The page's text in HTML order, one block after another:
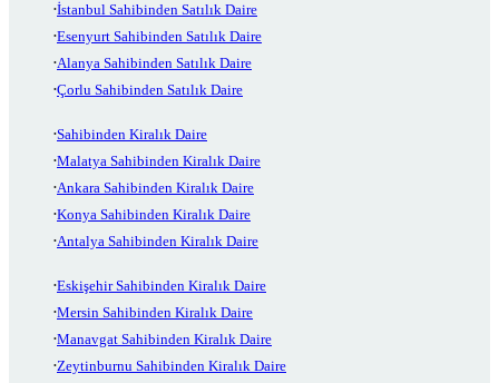
İstanbul Sahibinden Satılık Daire
Esenyurt Sahibinden Satılık Daire
Alanya Sahibinden Satılık Daire
Çorlu Sahibinden Satılık Daire
Sahibinden Kiralık Daire
Malatya Sahibinden Kiralık Daire
Ankara Sahibinden Kiralık Daire
Konya Sahibinden Kiralık Daire
Antalya Sahibinden Kiralık Daire
Eskişehir Sahibinden Kiralık Daire
Mersin Sahibinden Kiralık Daire
Manavgat Sahibinden Kiralık Daire
Zeytinburnu Sahibinden Kiralık Daire